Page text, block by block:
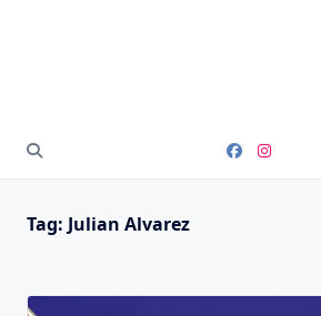
Tag: Julian Alvarez